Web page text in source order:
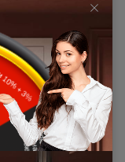
4 500 руб.
+ 100
руб.\км. из
расчёта в
одну
сторону от
МКАД\КАД